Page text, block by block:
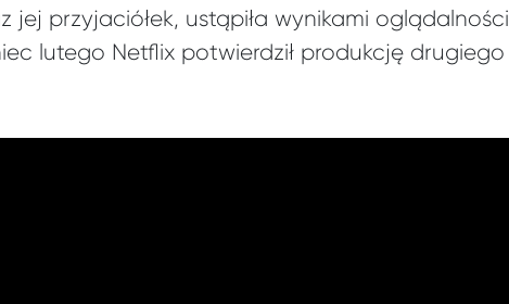
jej przyjaciółek, ustąpiła wynikami oglądalności
lutego Netflix potwierdził produkcję drugiego